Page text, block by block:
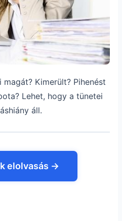
Kimerült? Pihenést
Lehet, hogy a tünetei
áll.
elolvasás →